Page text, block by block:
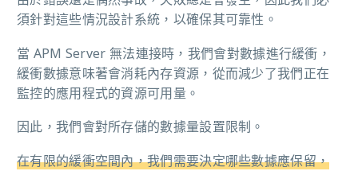
須針對這些情況設計系統，以確保其可靠性。
當 APM Server 無法連接時，我們會對數據進行緩衝，
緩衝數據意味著會消耗內存資源，從而減少了我們正在
監控的應用程式的資源可用量。
因此，我們會對所存儲的數據量設置限制。
在有限的緩衝空間內，我們需要決定哪些數據應保留，